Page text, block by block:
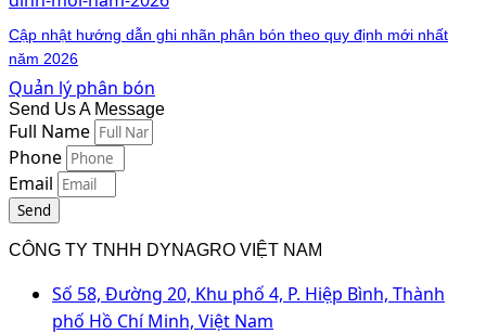
Cập nhật hướng dẫn ghi nhãn phân bón theo quy định mới nhất
năm 2026
Quản lý phân bón
Send Us A Message
Full Name
Phone
Email
Send
CÔNG TY TNHH DYNAGRO VIỆT NAM
Số 58, Đường 20, Khu phố 4, P. Hiệp Bình, Thành
phố Hồ Chí Minh, Việt Nam